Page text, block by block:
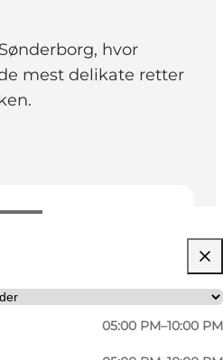
hvor
mest delikate retter
05:00 PM–10:00 PM
Mig selv, Børn